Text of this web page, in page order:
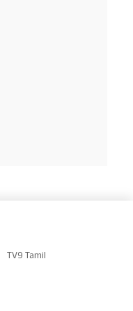
TV9 Tamil